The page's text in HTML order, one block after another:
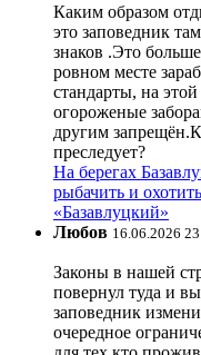
Каким образом
это заповедник
знаков .Это
ровном месте
стандарты, на
огороженые
другим
преследует?
На берегах
рыбачить и
«Базавлуцкий»
Любов 16.06.2026
Законы в нашей
повернул туда и
заповедник
очередное